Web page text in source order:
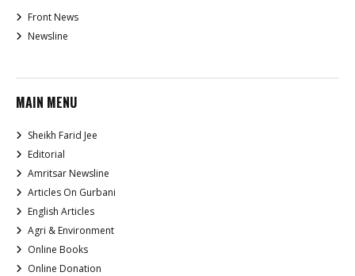
Front News
Newsline
MAIN MENU
Sheikh Farid Jee
Editorial
Amritsar Newsline
Articles On Gurbani
English Articles
Agri & Environment
Online Books
Online Donation